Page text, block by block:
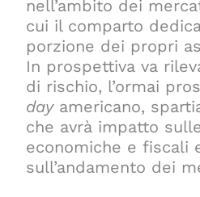
nell’ambito dei
cui il comparto
porzione dei propri
In prospettiva va
di rischio, l’ormai
day americano,
che avrà impatto
economiche e fiscali
sull’andamento dei